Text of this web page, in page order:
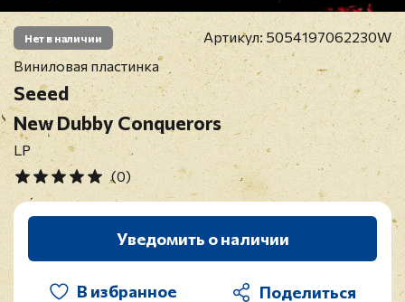
Нет в наличии Артикул: 5054197062230W
Виниловая пластинка
Seeed
New Dubby Conquerors
LP
(0)
Уведомить о наличии
В избранное